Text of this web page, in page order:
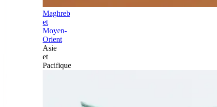
Maghreb
et
Moyen-
Orient
Asie
et
Pacifique